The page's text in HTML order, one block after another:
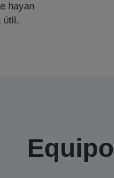
hayan
útil.